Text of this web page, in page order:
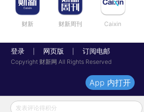
财新 财新周刊 Caixin
登录 网页版 订阅电邮
Copyright 财新网 All Rights Reserved
发表评论得积分
App 内打开